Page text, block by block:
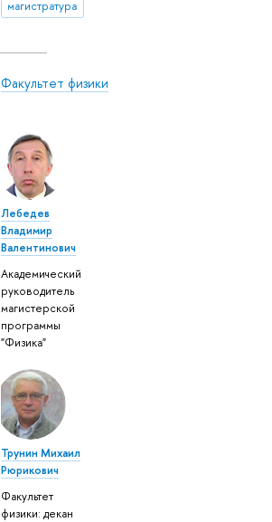
магистратура
Факультет физики
Лебедев
Владимир
Валентинович
Академический
руководитель
магистерской
программы
"Физика"
Трунин Михаил
Рюрикович
Факультет
физики: декан